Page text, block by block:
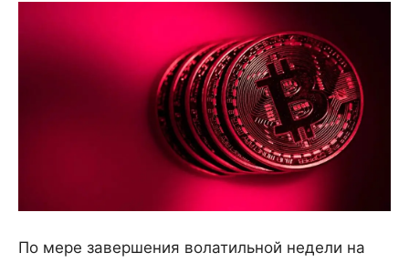
По мере завершения волатильной недели на